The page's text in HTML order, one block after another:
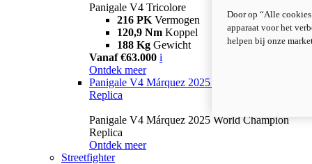
Panigale V4 Tricolore
216 PK Vermogen
120,9 Nm Koppel
188 Kg Gewicht
Vanaf €63.000 i
Ontdek meer
Panigale V4 Márquez 2025 World Champion
Replica
Panigale V4 Márquez 2025 World Champion
Replica
Ontdek meer
Streetfighter
Door op “Alle
apparaat voor het
helpen bij onze